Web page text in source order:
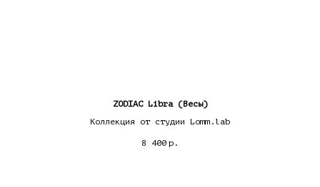
ZODIAC Libra (Весы)
Коллекция от студии Lomm.lab
8 400 р.